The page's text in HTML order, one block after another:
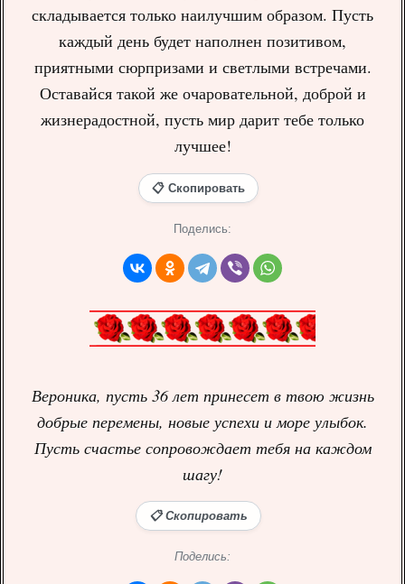
складывается только наилучшим образом. Пусть
каждый день будет наполнен позитивом,
приятными сюрпризами и светлыми встречами.
Оставайся такой же очаровательной, доброй и
жизнерадостной, пусть мир дарит тебе только
лучшее!
📋 Скопировать
Поделись:
Вероника, пусть 36 лет принесет в твою жизнь
добрые перемены, новые успехи и море улыбок.
Пусть счастье сопровождает тебя на каждом
шагу!
📋 Скопировать
Поделись: